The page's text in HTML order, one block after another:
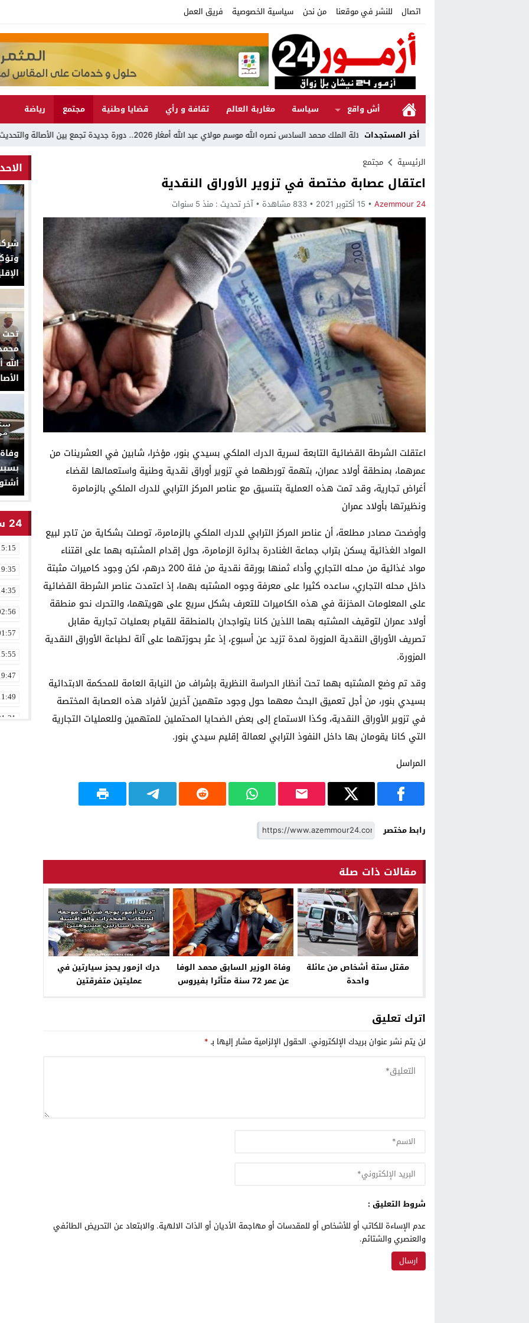
اتصال للنشر في موقعنا من نحن سياسية الخصوصية فريق العمل
أش واقع سياسة مغاربة العالم تقافة و رأي قضايا وطنية مجتمع
رياضة
أخر المستجدات
تحت الرعاية السامية لصاحب الجلالة الملك محمد السادس نصره الله موسم مولاي عبد الله أمغار 2026.. دورة جديدة تجمع بين الأصالة والتحديث والإشعاع الدولي
الرئيسية
مجتمع
اعتقال عصابة مختصة في تزوير الأوراق النقدية
Azemmour 24 15 أكتوبر 2021 833 مشاهدة آخر تحديث : منذ 5 سنوات
اعتقلت الشرطة القضائية التابعة لسرية الدرك الملكي بسيدي بنور، مؤخرا، شابين في العشرينات من
عمرهما، بمنطقة أولاد عمران، بتهمة تورطهما في تزوير أوراق نقدية وطنية واستعمالها لقضاء
أغراض تجارية، وقد تمت هذه العملية بتنسيق مع عناصر المركز الترابي للدرك الملكي بالزمامرة
ونظيرتها بأولاد عمران
وأوضحت مصادر مطلعة، أن عناصر المركز الترابي للدرك الملكي بالزمامرة، توصلت بشكاية من تاجر لبيع
المواد الغذائية يسكن بتراب جماعة الغنادرة بدائرة الزمامرة، حول إقدام المشتبه بهما على اقتناء
مواد غذائية من محله التجاري وأداء ثمنها بورقة نقدية من فئة 200 درهم، لكن وجود كاميرات مثبتة
داخل محله التجاري، ساعده كثيرا على معرفة وجوه المشتبه بهما، إذ اعتمدت عناصر الشرطة القضائية
على المعلومات المخزنة في هذه الكاميرات للتعرف بشكل سريع على هويتهما، والتحرك نحو منطقة
أولاد عمران لتوقيف المشتبه بهما اللذين كانا يتواجدان بالمنطقة للقيام بعمليات تجارية مقابل
تصريف الأوراق النقدية المزورة لمدة تزيد عن أسبوع، إذ عثر بحوزتهما على آلة لطباعة الأوراق النقدية
المزورة.
وقد تم وضع المشتبه بهما تحت أنظار الحراسة النظرية بإشراف من النيابة العامة للمحكمة الابتدائية
بسيدي بنور، من أجل تعميق البحث معهما حول وجود متهمين آخرين لأفراد هذه العصابة المختصة
في تزوير الأوراق النقدية، وكذا الاستماع إلى بعض الضحايا المحتملين للمتهمين وللعمليات التجارية
التي كانا يقومان بها داخل النفوذ الترابي لعمالة إقليم سيدي بنور.
المراسل
رابط مختصر
مقالات ذات صلة
مقتل ستة أشخاص من عائلة
واحدة
وفاة الوزير السابق محمد الوفا
عن عمر 72 سنة متأثرا بفيروس
درك ازمور يحجز سيارتين في
عمليتين متفرقتين
اترك تعليق
لن يتم نشر عنوان بريدك الإلكتروني. الحقول الإلزامية مشار إليها بـ*
شروط التعليق :
عدم الإساءة للكاتب أو للأشخاص أو للمقدسات أو مهاجمة الأديان أو الذات الالهية. والابتعاد عن التحريض الطائفي
والعنصري والشتائم.
تحت
24 ساعة